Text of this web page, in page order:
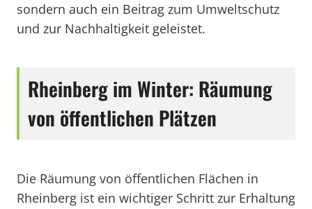
sondern auch ein Beitrag zum Umweltschutz
und zur Nachhaltigkeit geleistet.
Rheinberg im Winter: Räumung
von öffentlichen Plätzen
Die Räumung von öffentlichen Flächen in
Rheinberg ist ein wichtiger Schritt zur Erhaltung